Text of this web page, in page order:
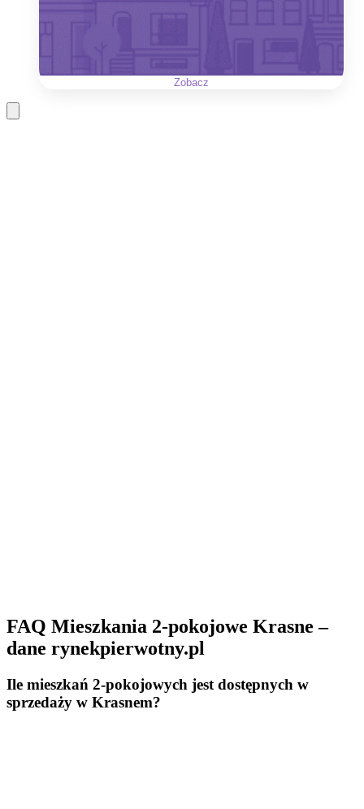
Zobacz
FAQ Mieszkania 2-pokojowe Krasne –
dane rynekpierwotny.pl
Ile mieszkań 2-pokojowych jest dostępnych w
sprzedaży w Krasnem?